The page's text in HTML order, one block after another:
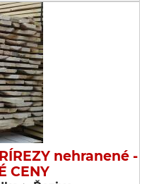
nehranené -
CENY